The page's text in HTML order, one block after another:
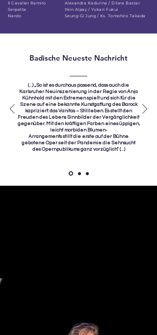
Alexandra Kadurina / Dilara Bastar
Ilkin Alpay / Yukari Fukui
Seung-Gi Jung / Ks. Tomohiro Takada
Il Cavalier Ramiro
Serpetta
Nardo
Badische Neueste Nachricht
(…) „So ist es durchaus passend, dass auch die
Karlsruher Neuinszenierung in der Regie von Anja
Kühnhold mit den Extremen spielt und sich für die
Szene auf eine bekannte Kunstgattung des Barock
kapriziert: das Vanitas – Stillleben. Es stellt den
Freuden des Lebens Sinnbilder der Vergänglichkeit
gegenüber. Mit den kräftigen Farben eines üppigen,
leicht morbiden Blumen-
Arrangements stillt die erste auf der Bühne
gebotene Oper seit der Pandemie die Sehnsucht
des Opernpublikums ganz vorzüglich.“ (…)